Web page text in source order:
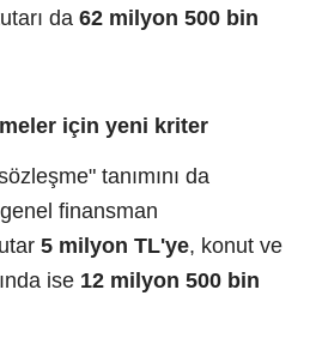
da 62 milyon 500 bin
için yeni kriter
tanımını da
finansman
5 milyon TL'ye, konut ve
ise 12 milyon 500 bin